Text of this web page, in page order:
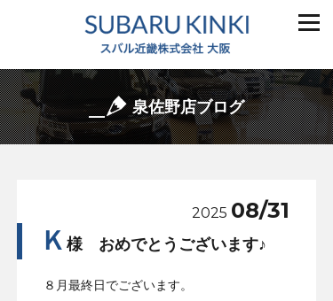
泉佐野店ブログ
2025 08/31
Ｋ 様 おめでとうございます♪
８月最終日でございます。